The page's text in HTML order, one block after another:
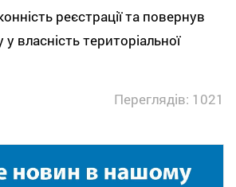
реєстрації та повернув
власність територіальної
Переглядів: 1021